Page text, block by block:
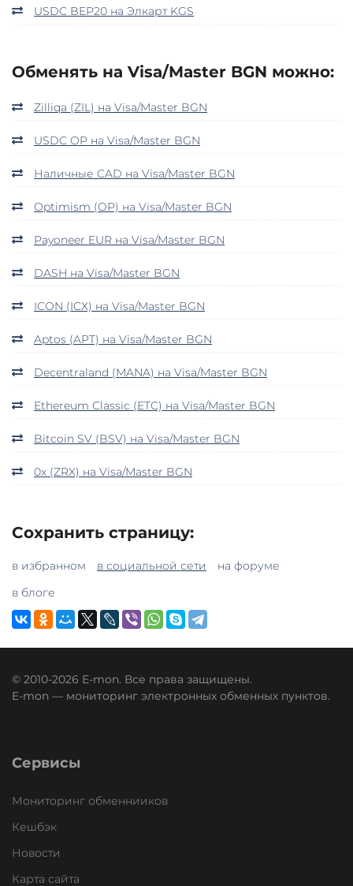
USDC BEP20 на Элкарт KGS
Обменять на Visa/Master BGN можно:
Zilliqa (ZIL) на Visa/Master BGN
USDC OP на Visa/Master BGN
Наличные CAD на Visa/Master BGN
Optimism (OP) на Visa/Master BGN
Payoneer EUR на Visa/Master BGN
DASH на Visa/Master BGN
ICON (ICX) на Visa/Master BGN
Aptos (APT) на Visa/Master BGN
Decentraland (MANA) на Visa/Master BGN
Ethereum Classic (ETC) на Visa/Master BGN
Bitcoin SV (BSV) на Visa/Master BGN
0x (ZRX) на Visa/Master BGN
Сохранить страницу:
в избранном в социальной сети
на форуме
в блоге
© 2010-2026 E-mon. Все права защищены.
E-mon — мониторинг электронных обменных пунктов.
Сервисы
Мониторинг обменнииков
Кешбэк
Новости
Карта сайта